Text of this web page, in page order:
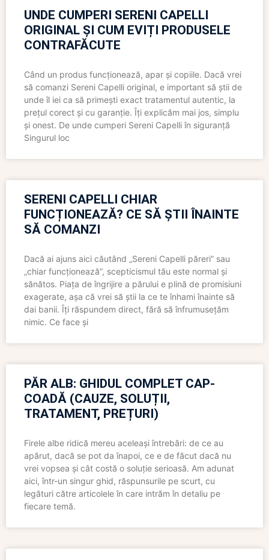
UNDE CUMPERI SERENI CAPELLI
ORIGINAL ȘI CUM EVIȚI PRODUSELE
CONTRAFĂCUTE
Când un produs funcționează, apar și copiile. Dacă vrei
să comanzi Sereni Capelli original, e important să știi de
unde îl iei ca să primești exact tratamentul autentic, la
prețul corect și cu garanție. Îți explicăm mai jos, simplu
și onest. De unde cumperi Sereni Capelli în siguranță
Singurul loc
SERENI CAPELLI CHIAR
FUNCȚIONEAZĂ? CE SĂ ȘTII ÎNAINTE
SĂ COMANZI
Dacă ai ajuns aici căutând „Sereni Capelli păreri” sau
„chiar funcționează”, scepticismul tău este normal și
sănătos. Piața de îngrijire a părului e plină de promisiuni
exagerate, așa că vrei să știi la ce te înhami înainte să
dai banii. Îți răspundem direct, fără să înfrumusețăm
nimic. Ce face și
PĂR ALB: GHIDUL COMPLET CAP-
COADĂ (CAUZE, SOLUȚII,
TRATAMENT, PREȚURI)
Firele albe ridică mereu aceleași întrebări: de ce au
apărut, dacă se pot da înapoi, ce e de făcut dacă nu
vrei vopsea și cât costă o soluție serioasă. Am adunat
aici, într-un singur ghid, răspunsurile pe scurt, cu
legături către articolele în care intrăm în detaliu pe
fiecare temă.